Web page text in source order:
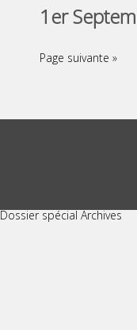
1er
Page suivante »
Dossier spécial Archives